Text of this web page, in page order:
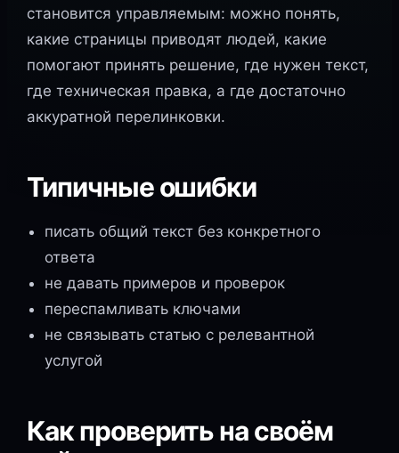
становится управляемым: можно понять,
какие страницы приводят людей, какие
помогают принять решение, где нужен текст,
где техническая правка, а где достаточно
аккуратной перелинковки.
Типичные ошибки
писать общий текст без конкретного
ответа
не давать примеров и проверок
переспамливать ключами
не связывать статью с релевантной
услугой
Как проверить на своём